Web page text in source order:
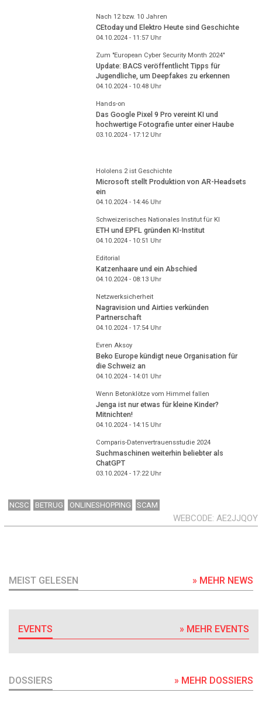
Nach 12 bzw. 10 Jahren
CEtoday und Elektro Heute sind Geschichte
04.10.2024 - 11:57Uhr
Zum "European Cyber Security Month 2024"
Update: BACS veröffentlicht Tipps für
Jugendliche, um Deepfakes zu erkennen
04.10.2024 - 10:48Uhr
Hands-on
Das Google Pixel 9 Pro vereint KI und
hochwertige Fotografie unter einer Haube
03.10.2024 - 17:12Uhr
Hololens 2 ist Geschichte
Microsoft stellt Produktion von AR-Headsets
ein
04.10.2024 - 14:46Uhr
Schweizerisches Nationales Institut für KI
ETH und EPFL gründen KI-Institut
04.10.2024 - 10:51 Uhr
Editorial
Katzenhaare und ein Abschied
04.10.2024 - 08:13Uhr
Netzwerksicherheit
Nagravision und Airties verkünden
Partnerschaft
04.10.2024 - 17:54Uhr
Evren Aksoy
Beko Europe kündigt neue Organisation für
die Schweiz an
04.10.2024 - 14:01 Uhr
Wenn Betonklötze vom Himmel fallen
Jenga ist nur etwas für kleine Kinder?
Mitnichten!
04.10.2024 - 14:15Uhr
Comparis-Datenvertrauensstudie 2024
Suchmaschinen weiterhin beliebter als
ChatGPT
03.10.2024 - 17:22Uhr
NCSC BETRUG ONLINESHOPPING SCAM
WEBCODE AE2JJQOY
MEIST GELESEN » MEHR NEWS
EVENTS » MEHR EVENTS
DOSSIERS » MEHR DOSSIERS